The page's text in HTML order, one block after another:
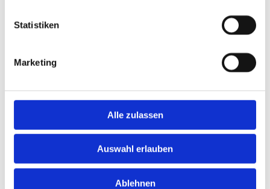
Statistiken
Marketing
Alle zulassen
Auswahl erlauben
Ablehnen